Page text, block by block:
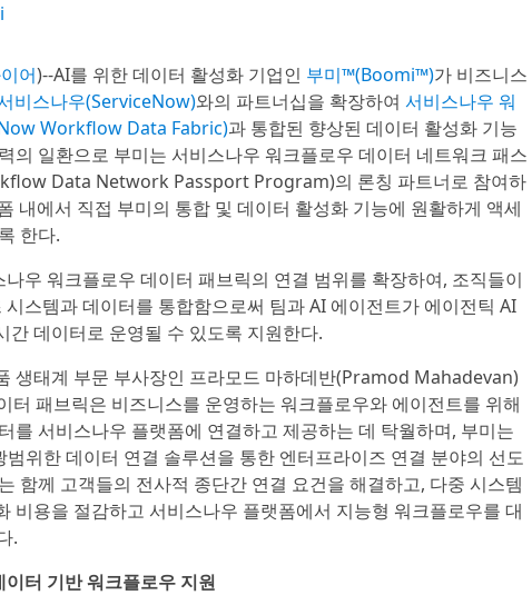
어)--AI를 위한 데이터 활성화 기업인 부미™(Boomi™)가 비즈니스
비스나우(ServiceNow)와의 파트너십을 확장하여 서비스나우 워
Workflow Data Fabric)과 통합된 향상된 데이터 활성화 기능
의 일환으로 부미는 서비스나우 워크플로우 데이터 네트워크 패스
Data Network Passport Program)의 론칭 파트너로 참여하
내에서 직접 부미의 통합 및 데이터 활성화 기능에 원활하게 액세
한다.
우 워크플로우 데이터 패브릭의 연결 범위를 확장하여, 조직들이
스템과 데이터를 통합함으로써 팀과 AI 에이전트가 에이전틱 AI
데이터로 운영될 수 있도록 지원한다.
생태계 부문 부사장인 프라모드 마하데반(Pramod Mahadevan)
터 패브릭은 비즈니스를 운영하는 워크플로우와 에이전트를 위해
를 서비스나우 플랫폼에 연결하고 제공하는 데 탁월하며, 부미는
위한 데이터 연결 솔루션을 통한 엔터프라이즈 연결 분야의 선도
함께 고객들의 전사적 종단간 연결 요건을 해결하고, 다중 시스템
비용을 절감하고 서비스나우 플랫폼에서 지능형 워크플로우를 대
.
터 기반 워크플로우 지원